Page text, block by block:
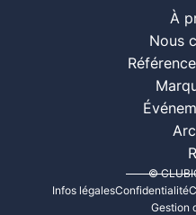
À
Nous
©
Infos légalesConfidentialité
Gestion